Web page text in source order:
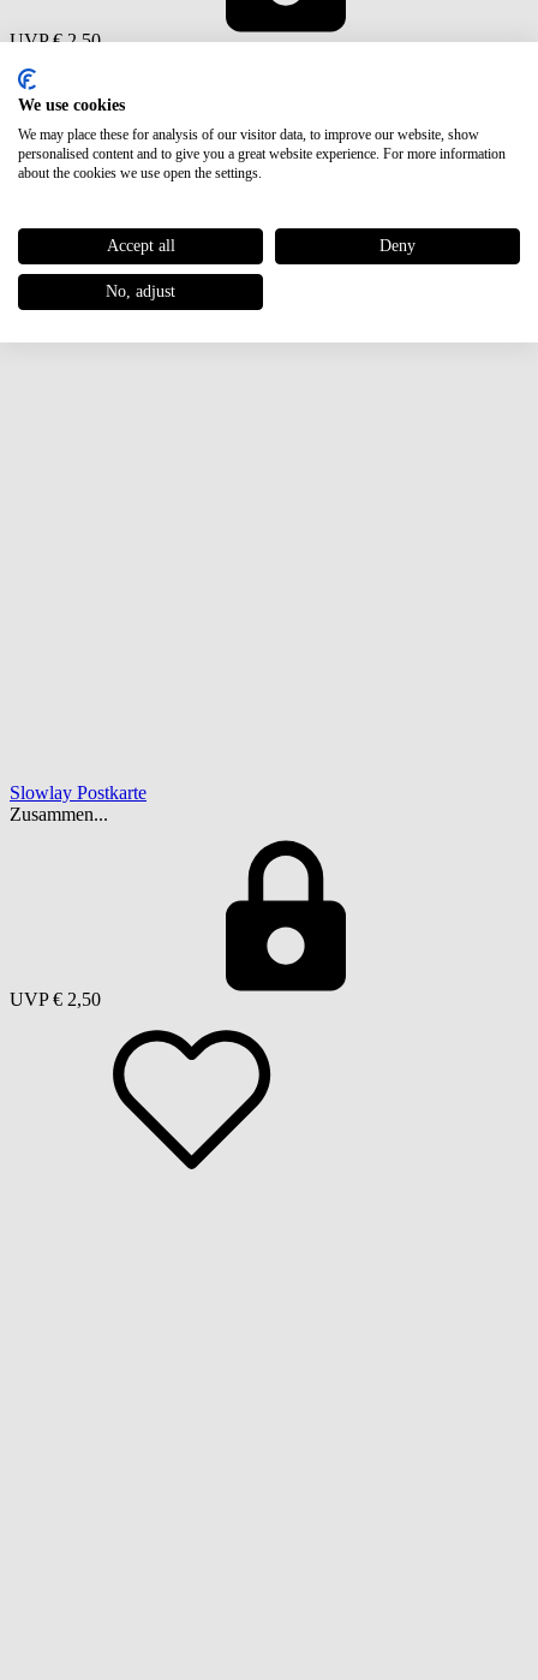
UVP € 2,50
Slowlay Postkarte
Zusammen...
UVP € 2,50
We use cookies
We may place these for analysis of our visitor data, to improve our website, show
personalised content and to give you a great website experience. For more information
about the cookies we use open the settings.
Accept all Deny
No, adjust